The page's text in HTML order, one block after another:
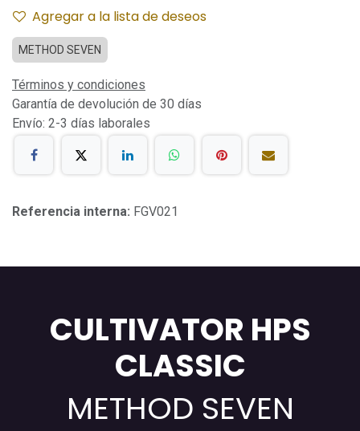
Agregar a la lista de deseos
METHOD SEVEN
Términos y condiciones
Garantía de devolución de 30 días
Envío: 2-3 días laborales
Referencia interna: FGV021
CULTIVATOR HPS
CLASSIC
METHOD SEVEN